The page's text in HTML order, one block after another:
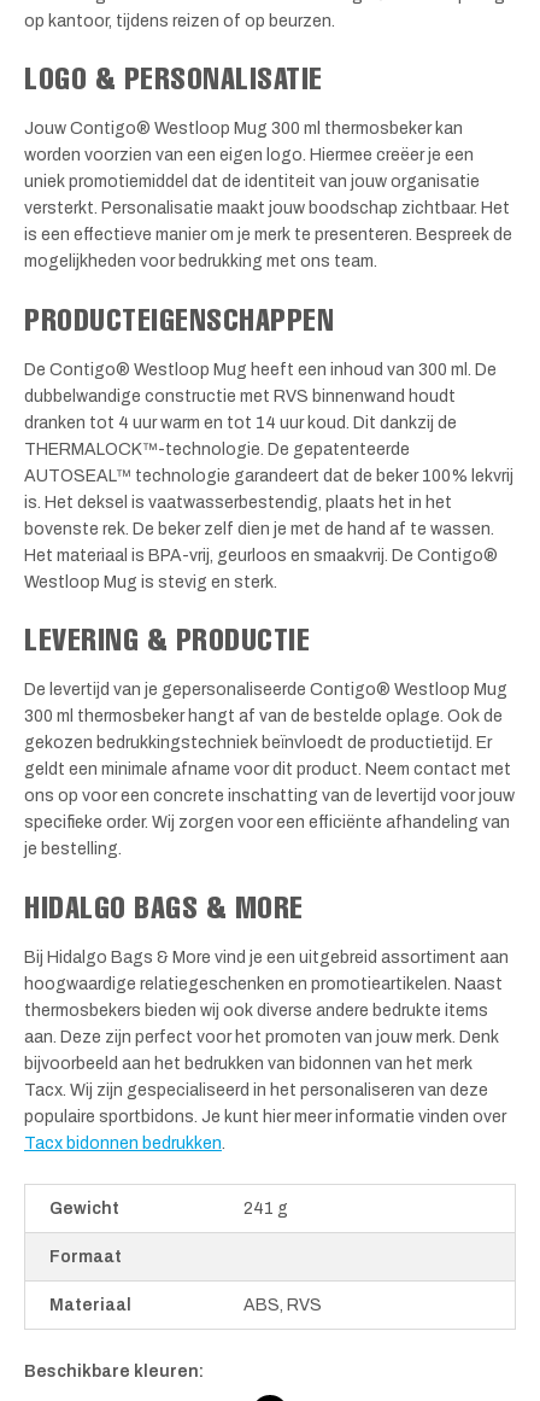
op kantoor, tijdens reizen of op beurzen.
LOGO & PERSONALISATIE
Jouw Contigo® Westloop Mug 300 ml thermosbeker kan
worden voorzien van een eigen logo. Hiermee creëer je een
uniek promotiemiddel dat de identiteit van jouw organisatie
versterkt. Personalisatie maakt jouw boodschap zichtbaar. Het
is een effectieve manier om je merk te presenteren. Bespreek de
mogelijkheden voor bedrukking met ons team.
PRODUCTEIGENSCHAPPEN
De Contigo® Westloop Mug heeft een inhoud van 300 ml. De
dubbelwandige constructie met RVS binnenwand houdt
dranken tot 4 uur warm en tot 14 uur koud. Dit dankzij de
THERMALOCK™-technologie. De gepatenteerde
AUTOSEAL™ technologie garandeert dat de beker 100% lekvrij
is. Het deksel is vaatwasserbestendig, plaats het in het
bovenste rek. De beker zelf dien je met de hand af te wassen.
Het materiaal is BPA-vrij, geurloos en smaakvrij. De Contigo®
Westloop Mug is stevig en sterk.
LEVERING & PRODUCTIE
De levertijd van je gepersonaliseerde Contigo® Westloop Mug
300 ml thermosbeker hangt af van de bestelde oplage. Ook de
gekozen bedrukkingstechniek beïnvloedt de productietijd. Er
geldt een minimale afname voor dit product. Neem contact met
ons op voor een concrete inschatting van de levertijd voor jouw
specifieke order. Wij zorgen voor een efficiënte afhandeling van
je bestelling.
HIDALGO BAGS & MORE
Bij Hidalgo Bags & More vind je een uitgebreid assortiment aan
hoogwaardige relatiegeschenken en promotieartikelen. Naast
thermosbekers bieden wij ook diverse andere bedrukte items
aan. Deze zijn perfect voor het promoten van jouw merk. Denk
bijvoorbeeld aan het bedrukken van bidonnen van het merk
Tacx. Wij zijn gespecialiseerd in het personaliseren van deze
populaire sportbidons. Je kunt hier meer informatie vinden over
Tacx bidonnen bedrukken
Gewicht 241 g
Formaat
Materiaal ABS, RVS
Beschikbare kleuren: